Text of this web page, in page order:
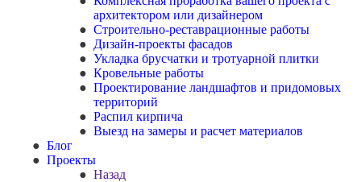
архитектором или дизайнером
Строительно-реставрационные работы
Дизайн-проекты фасадов
Укладка брусчатки и тротуарной плитки
Кровельные работы
Проектирование ландшафтов и придомовых
территорий
Распил кирпича
Выезд на замеры и расчет материалов
Блог
Проекты
Назад